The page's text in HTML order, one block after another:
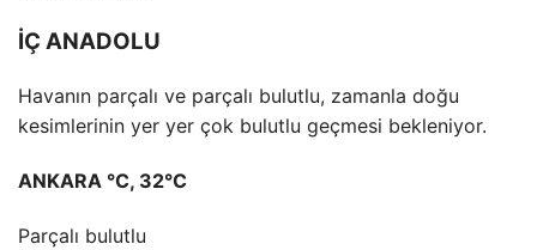
İÇ ANADOLU
Havanın parçalı ve parçalı bulutlu, zamanla doğu
kesimlerinin yer yer çok bulutlu geçmesi bekleniyor.
ANKARA °C, 32°C
Parçalı bulutlu